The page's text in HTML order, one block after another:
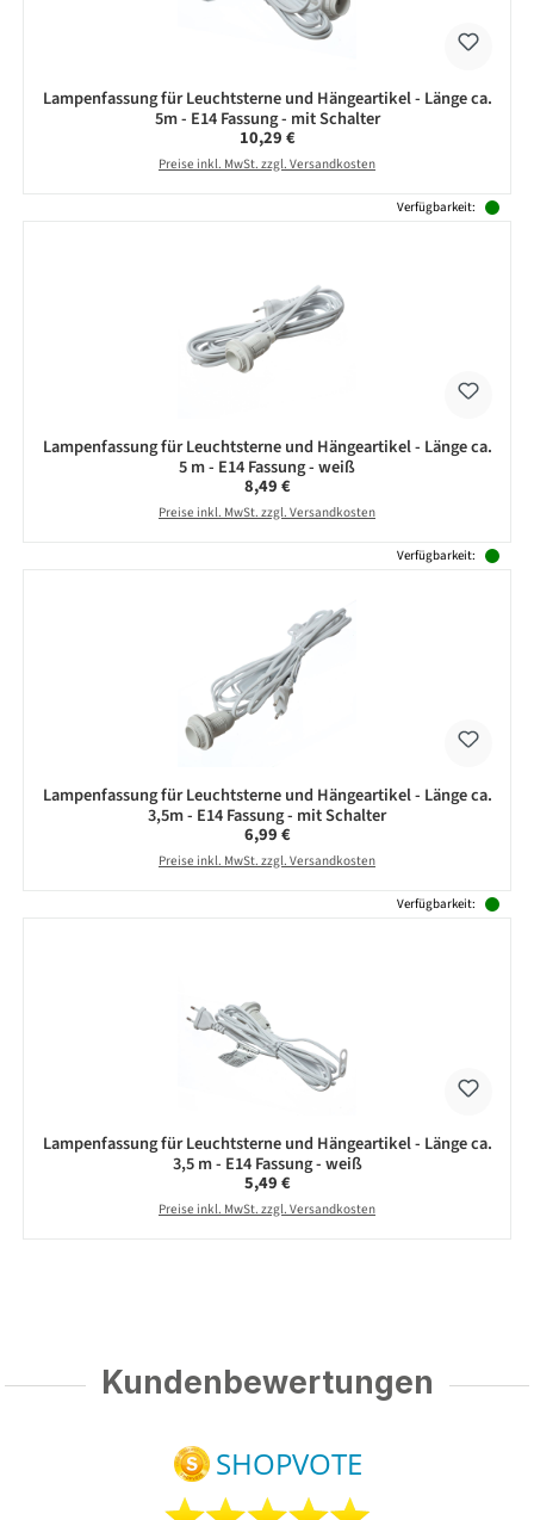
Lampenfassung für Leuchtsterne und Hängeartikel - Länge ca.
5m - E14 Fassung - mit Schalter
Regulärer Preis:
10,29 €
Preise inkl. MwSt. zzgl. Versandkosten
Verfügbarkeit:
Lampenfassung für Leuchtsterne und Hängeartikel - Länge ca.
5 m - E14 Fassung - weiß
Regulärer Preis:
8,49 €
Preise inkl. MwSt. zzgl. Versandkosten
Verfügbarkeit:
Lampenfassung für Leuchtsterne und Hängeartikel - Länge ca.
3,5m - E14 Fassung - mit Schalter
Regulärer Preis:
6,99 €
Preise inkl. MwSt. zzgl. Versandkosten
Verfügbarkeit:
Lampenfassung für Leuchtsterne und Hängeartikel - Länge ca.
3,5 m - E14 Fassung - weiß
Regulärer Preis:
5,49 €
Preise inkl. MwSt. zzgl. Versandkosten
Kundenbewertungen